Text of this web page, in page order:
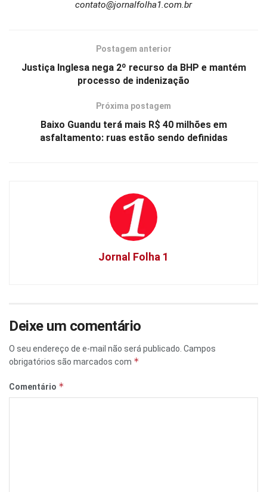
contato@jornalfolha1.com.br
Postagem anterior
Justiça Inglesa nega 2º recurso da BHP e mantém
processo de indenização
Próxima postagem
Baixo Guandu terá mais R$ 40 milhões em
asfaltamento: ruas estão sendo definidas
Jornal Folha 1
Deixe um comentário
O seu endereço de e-mail não será publicado. Campos
obrigatórios são marcados com *
Comentário *